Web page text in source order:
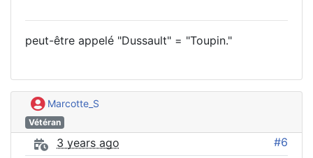
peut-être appelé "Dussault" = "Toupin."
Marcotte_S
Vétéran
3 years ago #6